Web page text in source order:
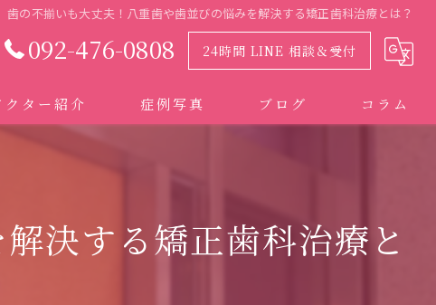
歯の不揃いも大丈夫！八重歯や歯並びの悩みを解決する矯正歯科治療とは？
092-476-0808 24時間 LINE 相談＆受付
クター紹介 症例写真 ブログ コラム
決する矯正歯科治療と